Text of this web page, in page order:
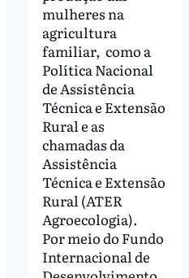
mulheres na
agricultura
familiar, como a
Política Nacional
de Assistência
Técnica e Extensão
Rural e as
chamadas da
Assistência
Técnica e Extensão
Rural (ATER
Agroecologia).
Por meio do Fundo
Internacional de